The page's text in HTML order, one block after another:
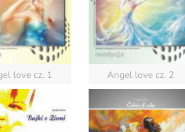
love cz. 1 Angel love cz. 2